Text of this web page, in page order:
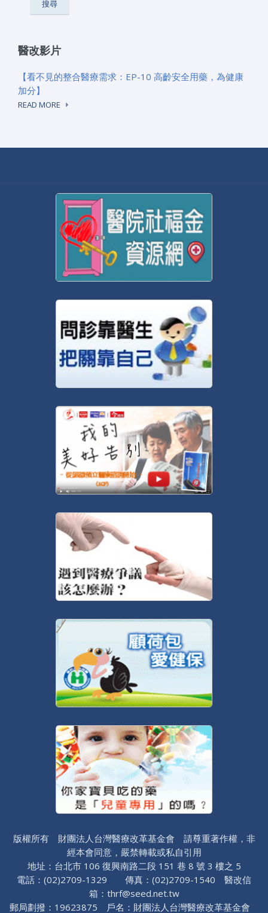
醫改影片
【看不見的整合醫療需求：EP-10 高齡安全用藥，為健康
加分】
READ MORE
版權所有 財團法人台灣醫療改革基金會 請尊重著作權，非
經本會同意，嚴禁轉載或私自引用
地址：台北市 106 復興南路二段 151 巷 8 號 3 樓之 5
電話：(02)2709-1329 傳真：(02)2709-1540 醫改信
箱：thrf@seed.net.tw
郵局劃撥：19623875 戶名：財團法人台灣醫療改革基金會